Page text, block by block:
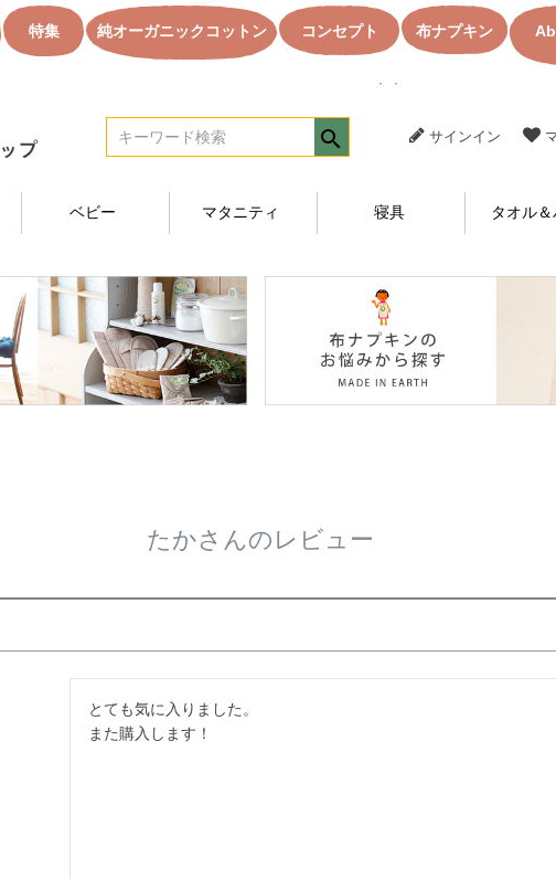
特集 純オーガニックコットン コンセプト 布ナプキン
サインイン
ベビー マタニティ 寝具 タオル＆
たかさんのレビュー
とても気に入りました。
また購入します！